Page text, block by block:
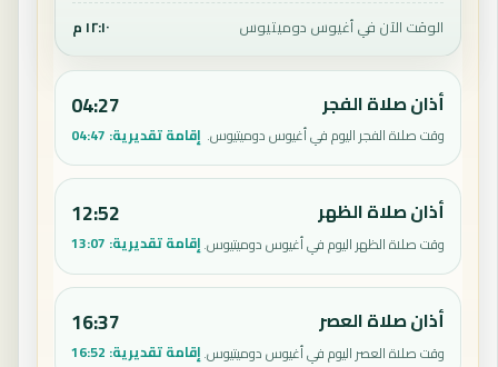
الوقت الآن في أغيوس دوميتيوس ١٢:١٠ م
أذان صلاة الفجر
وقت صلاة الفجر اليوم في أغيوس دوميتيوس.
04:27
إقامة تقديرية: 04:47
أذان صلاة الظهر
وقت صلاة الظهر اليوم في أغيوس دوميتيوس.
12:52
إقامة تقديرية: 13:07
أذان صلاة العصر
وقت صلاة العصر اليوم في أغيوس دوميتيوس.
16:37
إقامة تقديرية: 16:52